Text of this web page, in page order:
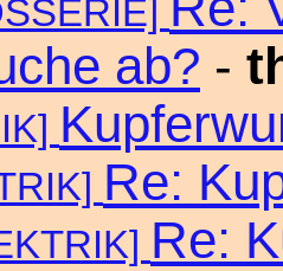
ab? -
Re:
Re: